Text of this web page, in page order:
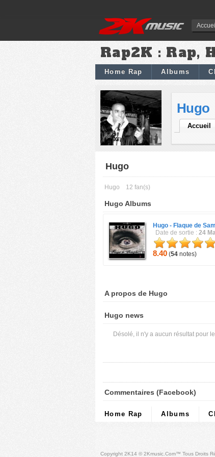
Accueil
Rap2K : Rap,
Home Rap Albums
Hugo
Accueil
Hugo
Hugo 12 fan(s)
Hugo Albums
Hugo - Flaque de
Date de sortie : 24
8.40 (54 notes)
A propos de Hugo
Hugo news
Désolé, il n'y a aucun résultat pour
Commentaires (Facebook)
Home Rap Albums
Copyright 2K14 © 2Kmusic.com™ Tous Droits